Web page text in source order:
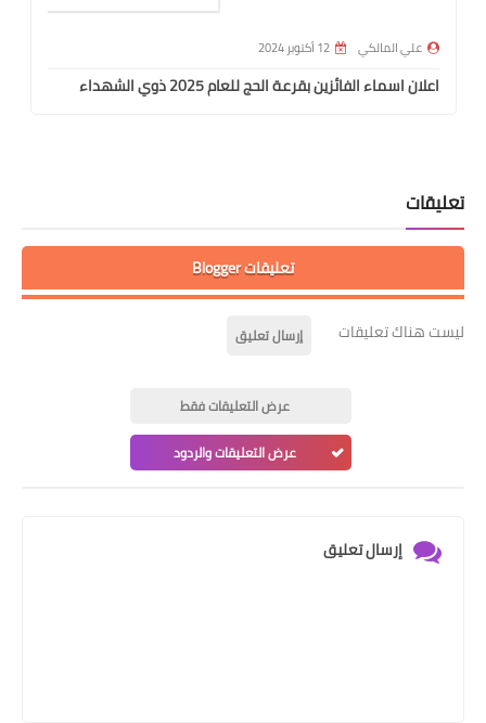
علي المالكي 12 أكتوبر 2024
اعلان اسماء الفائزين بقرعة الحج للعام 2025 ذوي الشهداء
تعليقات
تعليقات Blogger
ليست هناك تعليقات إرسال تعليق
عرض التعليقات فقط
عرض التعليقات والردود
إرسال تعليق